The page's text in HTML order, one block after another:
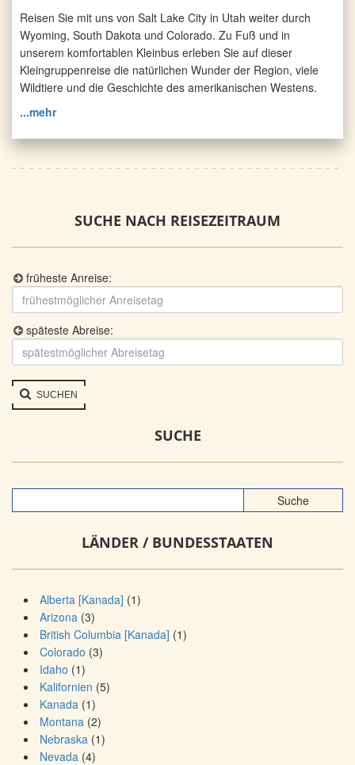
Reisen Sie mit uns von Salt Lake City in Utah weiter durch
Wyoming, South Dakota und Colorado. Zu Fuß und in
unserem komfortablen Kleinbus erleben Sie auf dieser
Kleingruppenreise die natürlichen Wunder der Region, viele
Wildtiere und die Geschichte des amerikanischen Westens.
...mehr
SUCHE NACH REISEZEITRAUM
früheste Anreise:
späteste Abreise:
SUCHEN
SUCHE
LÄNDER / BUNDESSTAATEN
Alberta [Kanada] (1)
Arizona (3)
British Columbia [Kanada] (1)
Colorado (3)
Idaho (1)
Kalifornien (5)
Kanada (1)
Montana (2)
Nebraska (1)
Nevada (4)